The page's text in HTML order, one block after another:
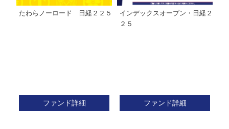
たわらノーロード 日経２２５
ファンド詳細
インデックスオープン・日経２
２５
ファンド詳細